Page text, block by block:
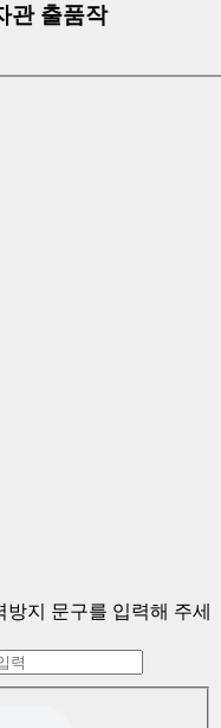
관 출품작
지 문구를 입력해 주세